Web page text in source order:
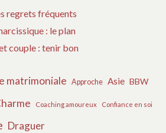
regrets fréquents
: le plan
couple : tenir bon
matrimoniale Approche Asie BBW
Coaching amoureux Confiance en soi
Draguer